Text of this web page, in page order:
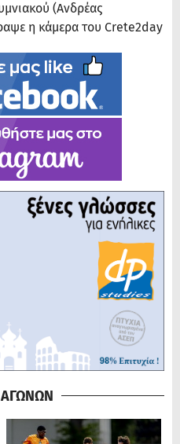
(Ανδρέας
η κάμερα του Crete2day
ΑΓΩΝΩΝ